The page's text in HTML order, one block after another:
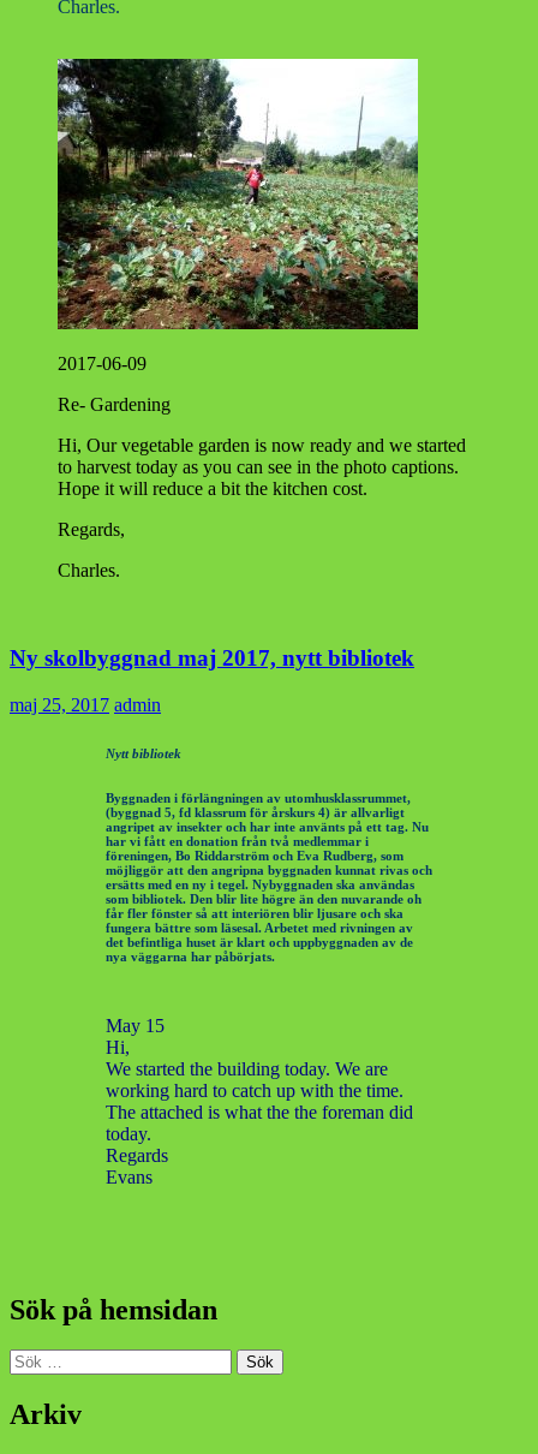
Charles.
2017-06-09
Re- Gardening
Hi, Our vegetable garden is now ready and we started
to harvest today as you can see in the photo captions.
Hope it will reduce a bit the kitchen cost.
Regards,
Charles.
Ny skolbyggnad maj 2017, nytt bibliotek
maj 25, 2017 admin
Nytt bibliotek
Byggnaden i förlängningen av utomhusklassrummet,
(byggnad 5, fd klassrum för årskurs 4) är allvarligt
angripet av insekter och har inte använts på ett tag. Nu
har vi fått en donation från två medlemmar i
föreningen, Bo Riddarström och Eva Rudberg, som
möjliggör att den angripna byggnaden kunnat rivas och
ersätts med en ny i tegel. Nybyggnaden ska användas
som bibliotek. Den blir lite högre än den nuvarande oh
får fler fönster så att interiören blir ljusare och ska
fungera bättre som läsesal. Arbetet med rivningen av
det befintliga huset är klart och uppbyggnaden av de
nya väggarna har påbörjats.
May 15
Hi,
We started the building today. We are
working hard to catch up with the time.
The attached is what the the foreman did
today.
Regards
Evans
Sök på hemsidan
Sök
efter:
Arkiv